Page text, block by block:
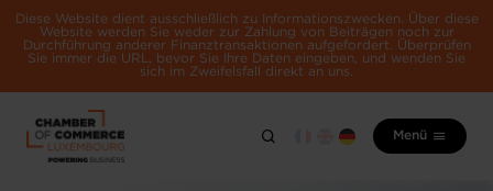
Diese Website dient ausschließlich zu Informationszwecken. Über diese
Website werden Sie weder zur Zahlung von Beiträgen noch zur
Durchführung anderer Finanztransaktionen aufgefordert. Überprüfen
Sie immer die URL, bevor Sie Ihre Daten eingeben, und wenden Sie
sich im Zweifelsfall direkt an uns.
Menü